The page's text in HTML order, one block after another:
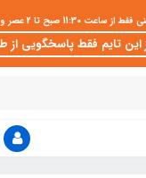
و 3 تا 8 شب امکان پذیر است
این تایم فقط پاسخگویی از